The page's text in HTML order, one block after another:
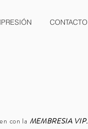
CONTACTO
con la MEMBRESIA VIP.